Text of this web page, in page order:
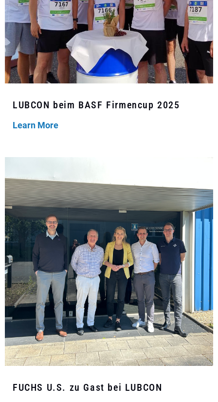
LUBCON beim BASF Firmencup 2025
Learn More
FUCHS U.S. zu Gast bei LUBCON